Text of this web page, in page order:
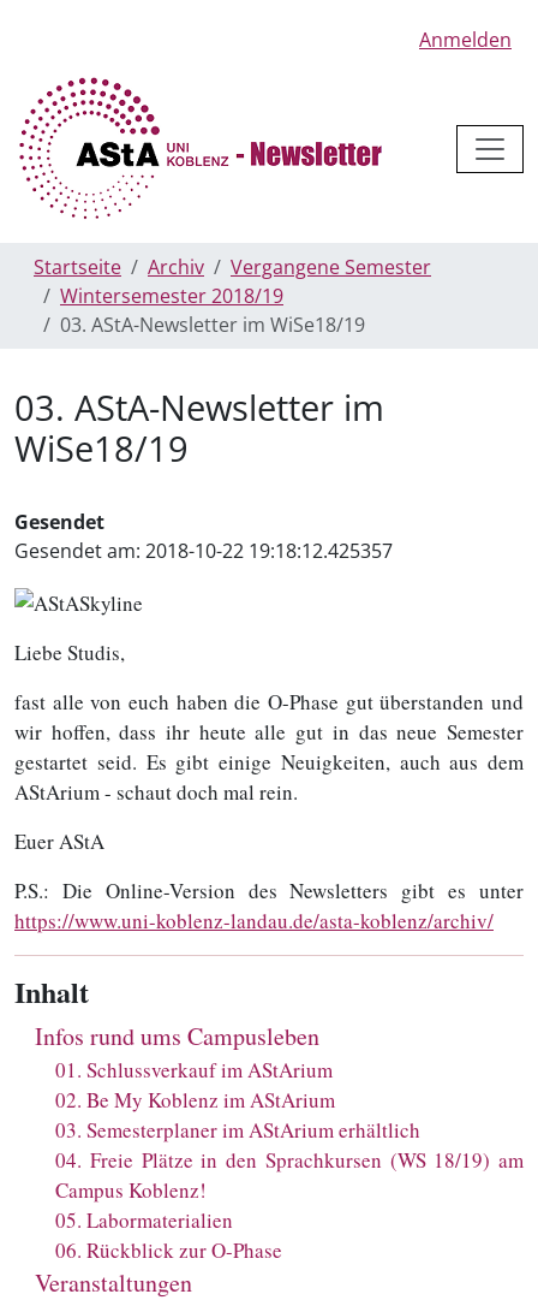
Anmelden
Startseite Archiv
Vergangene Semester
Wintersemester 2018/19
03. AStA-Newsletter im WiSe18/19
03. AStA-Newsletter im
WiSe18/19
Gesendet
Gesendet am: 2018-10-22 19:18:12.425357
Liebe Studis,
fast alle von euch haben die O-Phase gut überstanden und
wir hoffen, dass ihr heute alle gut in das neue Semester
gestartet seid. Es gibt einige Neuigkeiten, auch aus dem
AStArium - schaut doch mal rein.
Euer AStA
P.S.: Die Online-Version des Newsletters gibt es unter
https://www.uni-koblenz-landau.de/asta-koblenz/archiv/
Inhalt
Infos rund ums Campusleben
01. Schlussverkauf im AStArium
02. Be My Koblenz im AStArium
03. Semesterplaner im AStArium erhältlich
04. Freie Plätze in den Sprachkursen (WS 18/19) am
Campus Koblenz!
05. Labormaterialien
06. Rückblick zur O-Phase
Veranstaltungen